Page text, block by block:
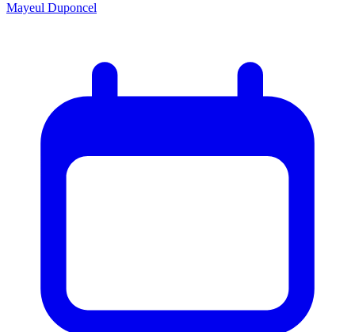
Mayeul Duponcel